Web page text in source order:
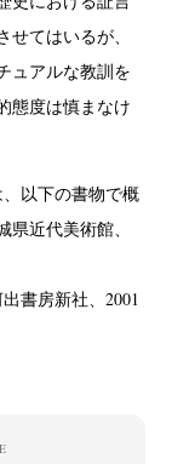
てはいるが、
ュアルな教訓を
態度は慎まなけ
、以下の書物で概
近代美術館、
書房新社、2001